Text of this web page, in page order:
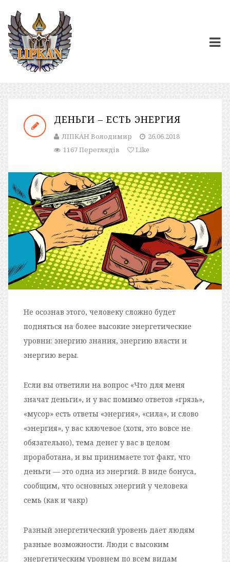
ДЕНЬГИ – ЕСТЬ ЭНЕРГИЯ
ЛІПКАН Володимир
26.06.2018
1167 Переглядів
Like
Не осознав этого, человеку сложно будет
подняться на более высокие энергетические
уровни: энергию знания, энергию власти и
энергию веры.
Если вы ответили на вопрос «Что для меня
значат деньги», и у вас помимо ответов «грязь»,
«мусор» есть ответы «энергия», «сила», и слово
«энергия», у вас ключевое (хотя, это вовсе не
обязательно), тема денег у вас в целом
проработана, и вы принимаете тот факт, что
деньги — это одна из энергий. В виде бонуса,
сообщим, что основных энергий у человека
семь (как и чакр)
Разный энергетический уровень дает людям
разные возможности. Люди с высоким
энергетическим уровнем по всем видам